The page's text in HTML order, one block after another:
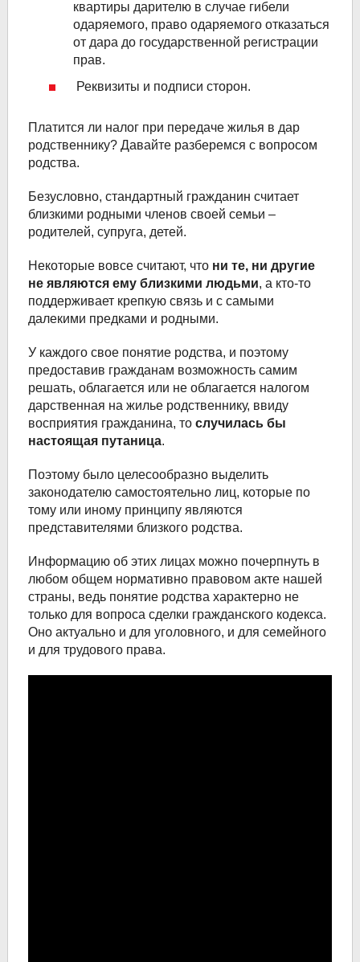
квартиры дарителю в случае гибели
одаряемого, право одаряемого отказаться
от дара до государственной регистрации
прав.
Реквизиты и подписи сторон.
Платится ли налог при передаче жилья в дар
родственнику? Давайте разберемся с вопросом
родства.
Безусловно, стандартный гражданин считает
близкими родными членов своей семьи –
родителей, супруга, детей.
Некоторые вовсе считают, что ни те, ни другие
не являются ему близкими людьми, а кто-то
поддерживает крепкую связь и с самыми
далекими предками и родными.
У каждого свое понятие родства, и поэтому
предоставив гражданам возможность самим
решать, облагается или не облагается налогом
дарственная на жилье родственнику, ввиду
восприятия гражданина, то случилась бы
настоящая путаница.
Поэтому было целесообразно выделить
законодателю самостоятельно лиц, которые по
тому или иному принципу являются
представителями близкого родства.
Информацию об этих лицах можно почерпнуть в
любом общем нормативно правовом акте нашей
страны, ведь понятие родства характерно не
только для вопроса сделки гражданского кодекса.
Оно актуально и для уголовного, и для семейного
и для трудового права.